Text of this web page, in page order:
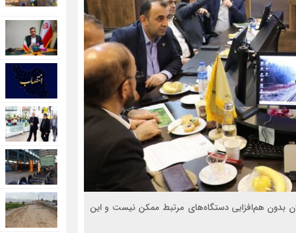
در استان بدون هم‌افزایی دستگاه‌های مرتبط ممکن نیست و این